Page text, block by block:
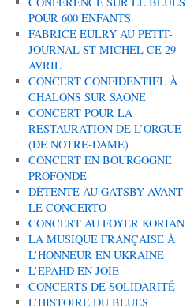
POUR 600 ENFANTS
FABRICE EULRY AU PETIT-
JOURNAL ST MICHEL CE 29
AVRIL
CONCERT CONFIDENTIEL À
CHÂLONS SUR SAÔNE
CONCERT POUR LA
RESTAURATION DE L’ORGUE
(DE NOTRE-DAME)
CONCERT EN BOURGOGNE
PROFONDE
DÉTENTE AU GATSBY AVANT
LE CONCERTO
CONCERT AU FOYER KORIAN
LA MUSIQUE FRANÇAISE À
L’HONNEUR EN UKRAINE
L’EPAHD EN JOIE
CONCERTS DE SOLIDARITÉ
L’HISTOIRE DU BLUES